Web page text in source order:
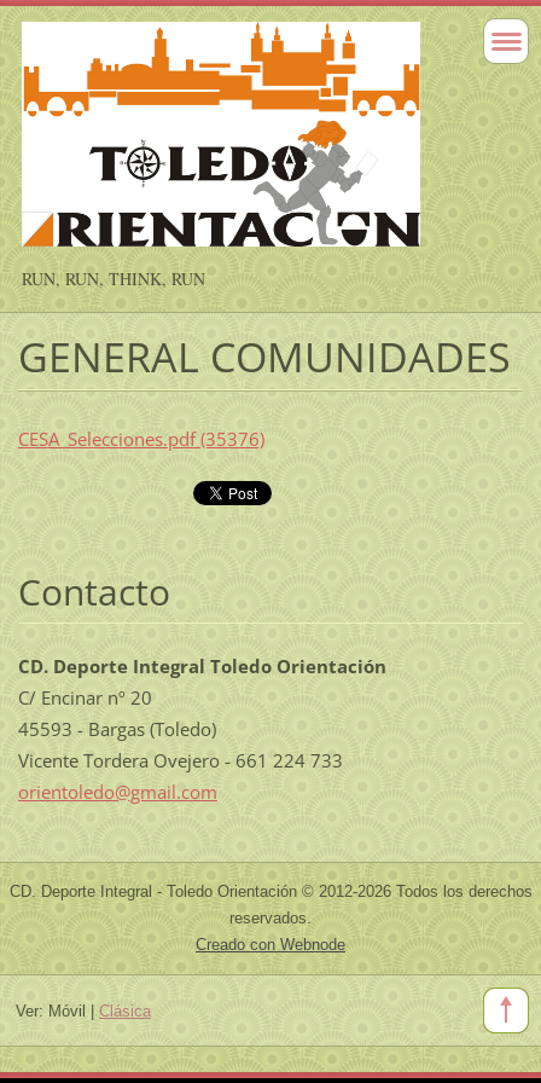
RUN, RUN, THINK, RUN
GENERAL COMUNIDADES
CESA_Selecciones.pdf (35376)
Contacto
CD. Deporte Integral Toledo Orientación
C/ Encinar nº 20
45593 - Bargas (Toledo)
Vicente Tordera Ovejero - 661 224 733
orientoledo@gmail.com
CD. Deporte Integral - Toledo Orientación © 2012-2026 Todos los derechos
reservados.
Creado con Webnode
Ver: Móvil Clásica